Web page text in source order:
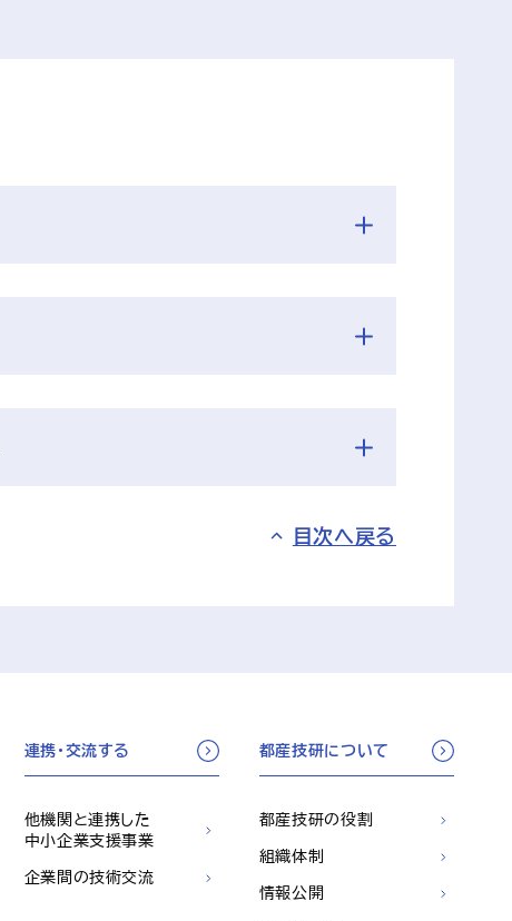
目次へ戻る
連携・交流する
他機関と連携した
中小企業支援事業
企業間の技術交流
都産技研について
都産技研の役割
組織体制
情報公開